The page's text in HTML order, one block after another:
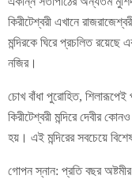
কিরীটেশ্বরী এখানে
মন্দিরকে ঘিরে প্রচলিত রয়েছে
নজির।
চোখ বাঁধা পুরোহিত, শিলারূপেই
কিরীটেশ্বরী মন্দিরে দেবীর
হয়। এই মন্দিরের সবচেয়ে
গোপন স্নান: প্রতি বছর